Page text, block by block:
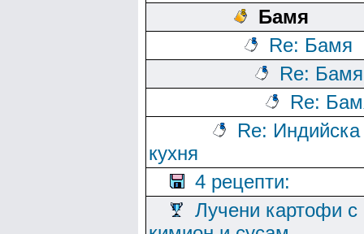
Бамя
Re: Бамя
Re: Бамя
Re:
Re: Индийска
кухня
4 рецепти:
Лучени картофи с